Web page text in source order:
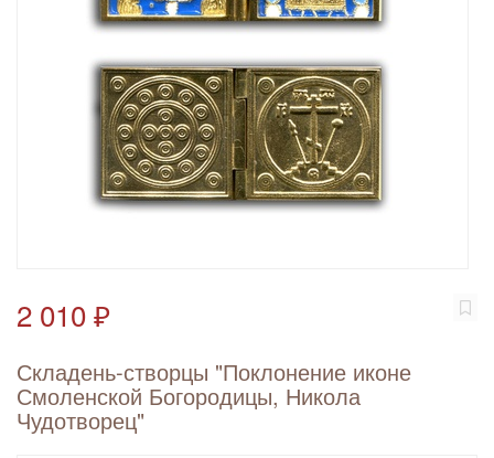
2 010 ₽
Складень-створцы "Поклонение иконе
Смоленской Богородицы, Никола
Чудотворец"